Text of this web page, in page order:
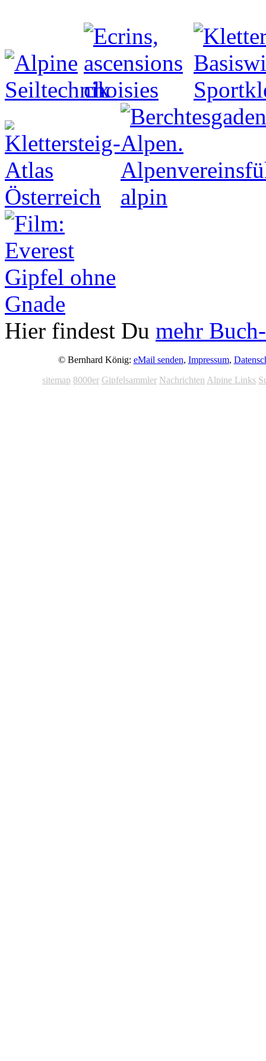
Hier findest Du mehr
© Bernhard König: eMail senden, Impressum,
sitemap 8000er Gipfelsammler Nachrichten Alpine Links